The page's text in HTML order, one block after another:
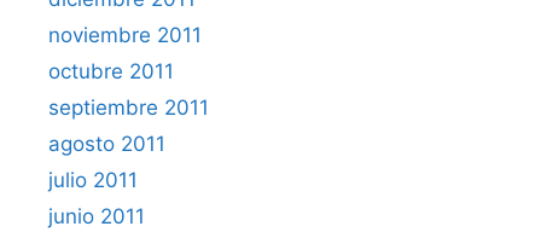
noviembre 2011
octubre 2011
septiembre 2011
agosto 2011
julio 2011
junio 2011